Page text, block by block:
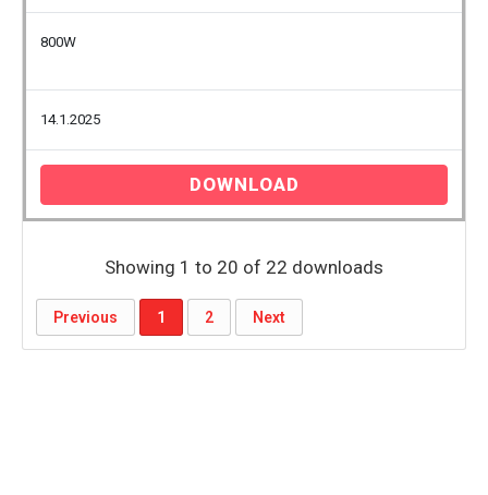
800W
14.1.2025
DOWNLOAD
Showing 1 to 20 of 22 downloads
Previous 1 2 Next